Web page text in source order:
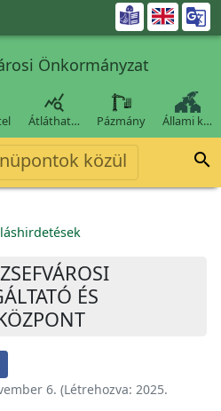

Önkormányzat

Átláthat… Pázmány Állami k…
közül 
ÉS
6. (Létrehozva: 2025.